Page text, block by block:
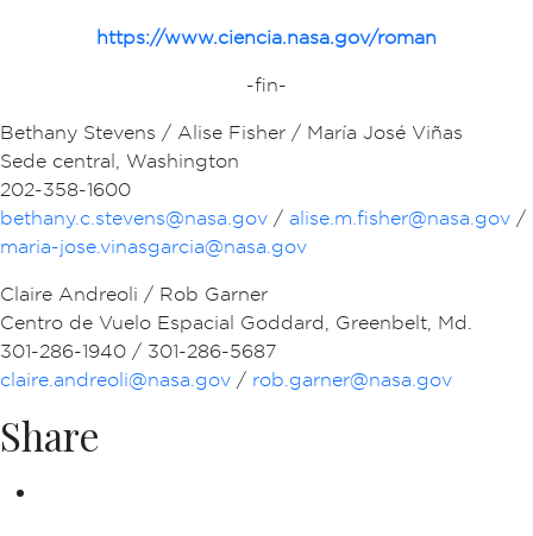
https://www.ciencia.nasa.gov/roman
-fin-
Bethany Stevens / Alise Fisher / María José Viñas
Sede central, Washington
202-358-1600
bethany.c.stevens@nasa.gov / alise.m.fisher@nasa.gov /
maria-jose.vinasgarcia@nasa.gov
Claire Andreoli / Rob Garner
Centro de Vuelo Espacial Goddard, Greenbelt, Md.
301-286-1940 / 301-286-5687
claire.andreoli@nasa.gov / rob.garner@nasa.gov
Share